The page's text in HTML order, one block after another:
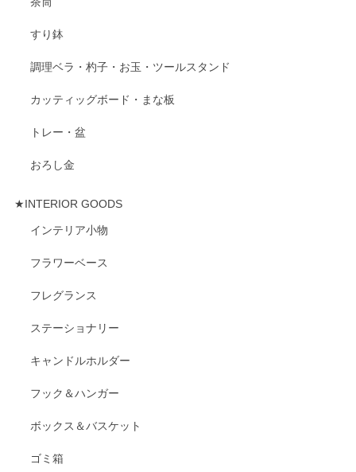
すり鉢
調理ベラ・杓子・お玉・ツールスタンド
カッティッグボード・まな板
トレー・盆
おろし金
★INTERIOR GOODS
インテリア小物
フラワーベース
フレグランス
ステーショナリー
キャンドルホルダー
フック＆ハンガー
ボックス＆バスケット
ゴミ箱